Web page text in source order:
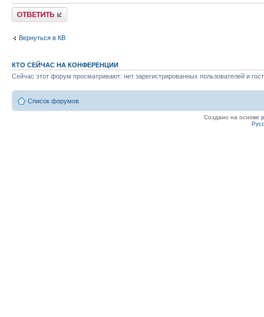
Ответить
Вернуться в КВ
КТО СЕЙЧАС НА КОНФЕРЕНЦИИ
Сейчас этот форум просматривают: нет зарегистрированных пользователей и
Список форумов
Создано на основе